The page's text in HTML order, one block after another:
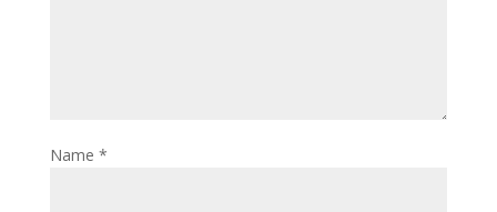
Name *